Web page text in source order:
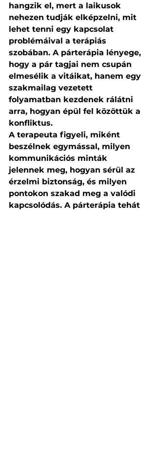
hangzik el, mert a laikusok
nehezen tudják elképzelni, mit
lehet tenni egy kapcsolat
problémáival a terápiás
szobában. A párterápia lényege,
hogy a pár tagjai nem csupán
elmesélik a vitáikat, hanem egy
szakmailag vezetett
folyamatban kezdenek rálátni
arra, hogyan épül fel közöttük a
konfliktus.
A terapeuta figyeli, miként
beszélnek egymással, milyen
kommunikációs minták
jelennek meg, hogyan sérül az
érzelmi biztonság, és milyen
pontokon szakad meg a valódi
kapcsolódás. A párterápia tehát